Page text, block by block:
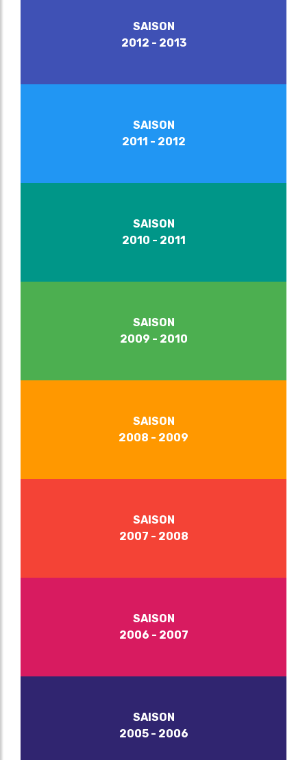
SAISON
2012 - 2013
SAISON
2011 - 2012
SAISON
2010 - 2011
SAISON
2009 - 2010
SAISON
2008 - 2009
SAISON
2007 - 2008
SAISON
2006 - 2007
SAISON
2005 - 2006